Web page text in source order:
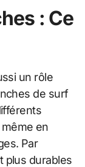
: Ce
un rôle
de surf
en
Par
plus durables